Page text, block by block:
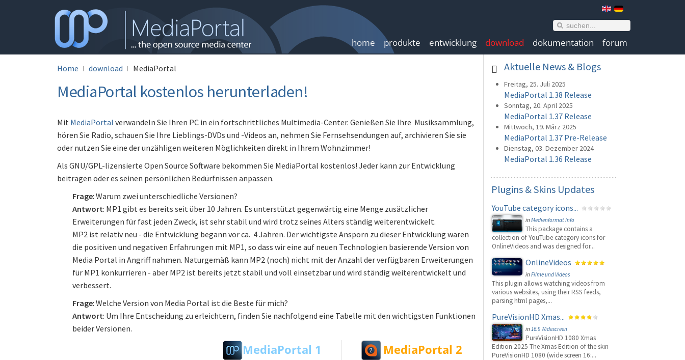
home produkte entwicklung download dokumentation forum
Home download MediaPortal
MediaPortal kostenlos herunterladen!
Mit MediaPortal verwandeln Sie Ihren PC in ein fortschrittliches Multimedia-Center. Genießen Sie Ihre Musiksammlung,
hören Sie Radio, schauen Sie Ihre Lieblings-DVDs und -Videos an, nehmen Sie Fernsehsendungen auf, archivieren Sie sie
oder nutzen Sie eine der unzähligen weiteren Möglichkeiten direkt in Ihrem Wohnzimmer!
Als GNU/GPL-lizensierte Open Source Software bekommen Sie MediaPortal kostenlos! Jeder kann zur Entwicklung
beitragen oder es seinen persönlichen Bedürfnissen anpassen.
Frage: Warum zwei unterschiedliche Versionen?
Antwort: MP1 gibt es bereits seit über 10 Jahren. Es unterstützt gegenwärtig eine Menge zusätzlicher
Erweiterungen für fast jeden Zweck, ist sehr stabil und wird trotz seines Alters ständig weiterentwickelt.
MP2 ist relativ neu - die Entwicklung begann vor ca. 4 Jahren. Der wichtigste Ansporn zu dieser Entwicklung waren
die positiven und negativen Erfahrungen mit MP1, so dass wir eine auf neuen Technologien basierende Version von
Media Portal in Angriff nahmen. Naturgemäß kann MP2 (noch) nicht mit der Anzahl der verfügbaren Erweiterungen
für MP1 konkurrieren - aber MP2 ist bereits jetzt stabil und voll einsetzbar und wird ständig weiterentwickelt und
verbessert.
Frage: Welche Version von Media Portal ist die Beste für mich?
Antwort: Um Ihre Entscheidung zu erleichtern, finden Sie nachfolgend eine Tabelle mit den wichtigsten Funktionen
beider Versionen.
MediaPortal 1 MediaPortal 2
Aktuelle News & Blogs
Freitag, 25. Juli 2025
MediaPortal 1.38 Release
Sonntag, 20. April 2025
MediaPortal 1.37 Release
Mittwoch, 19. März 2025
MediaPortal 1.37 Pre-Release
Dienstag, 03. Dezember 2024
MediaPortal 1.36 Release
Plugins & Skins Updates
YouTube category icons...
inMedienformat Info
This package contains a
collection of YouTube category icons for
OnlineVideos and was designed for...
OnlineVideos
inFilme und Videos
This plugin allows watching videos from
various websites, using their RSS feeds,
parsing html pages,...
PureVisionHD Xmas...
in16:9 Widescreen
PureVisionHD 1080 Xmas
Edition 2025 The Xmas Edition of the skin
PureVisionHD 1080 (wide screen 16:...